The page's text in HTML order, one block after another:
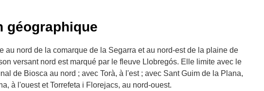
géographique
au nord de la comarque de la Segarra et au nord-est de la plaine de
versant nord est marqué par le fleuve Llobregós. Elle limite avec le
de Biosca au nord ; avec Torà, à l'est ; avec Sant Guim de la Plana,
à l'ouest et Torrefeta i Florejacs, au nord-ouest.